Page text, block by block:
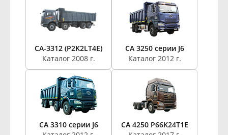
CA-3312 (P2K2LT4E)
Каталог 2008 г.
CA 3250 серии J6
Каталог 2012 г.
CA 3310 серии J6
CA 4250 P66K24T1E